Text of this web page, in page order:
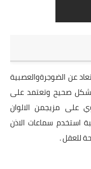
عن الضوجرةوالعصبية
صحيح وتعتمد على
على مزيجمن الالوان
استخدم سماعات الاذن
للعقل .